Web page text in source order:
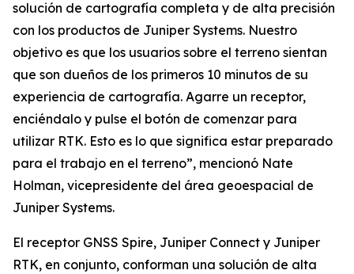
solución de cartografía completa y de alta precisión
con los productos de Juniper Systems. Nuestro
objetivo es que los usuarios sobre el terreno sientan
que son dueños de los primeros 10 minutos de su
experiencia de cartografía. Agarre un receptor,
enciéndalo y pulse el botón de comenzar para
utilizar RTK. Esto es lo que significa estar preparado
para el trabajo en el terreno”, mencionó Nate
Holman, vicepresidente del área geoespacial de
Juniper Systems.
El receptor GNSS Spire, Juniper Connect y Juniper
RTK, en conjunto, conforman una solución de alta